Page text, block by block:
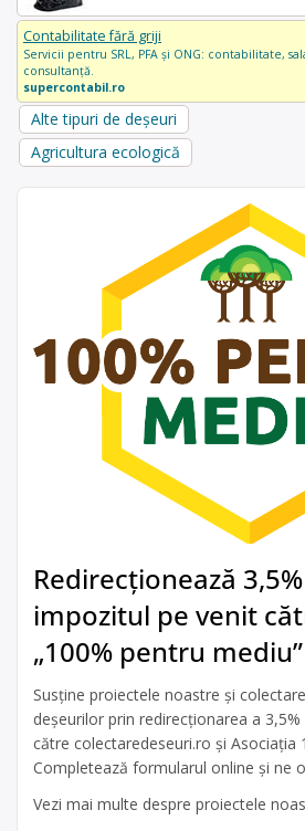
Contabilitate fără griji
Servicii pentru SRL, PFA și ONG: contabilitate,
consultanță.
supercontabil.ro
Alte tipuri de deșeuri
Agricultura ecologică
Redirecționează
impozitul pe venit
„100% pentru mediu”
Susține proiectele noastre și
deșeurilor prin redirecționarea a
către colectaredeseuri.ro și Asociația
Completează formularul online și ne
Vezi mai multe despre proiectele